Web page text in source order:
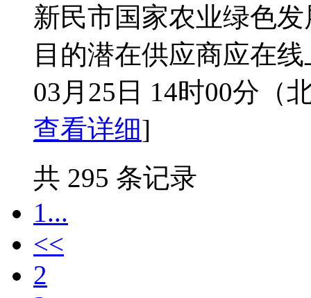
新民市国家农业绿色
目的潜在供应商应在
03月25日 14时00分（
查看详细]
共 295 条记录
1...
<<
2